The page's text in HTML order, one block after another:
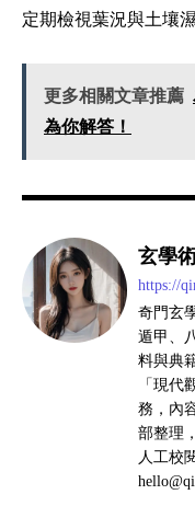
定期檢視葉況與土壤
更多相關文章推薦
為你解答！
玄學
https://
奇門玄
遁甲、
料與典
「現代
務，內
部整理
人工校